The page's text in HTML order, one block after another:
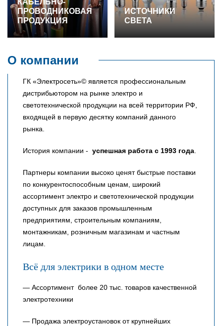
КАБЕЛЬНО-
ПРОВОДНИКОВАЯ
ПРОДУКЦИЯ
ИСТОЧНИКИ
СВЕТА
О компании
ГК «Электросеть»© является профессиональным
дистрибьютором на рынке электро и
светотехнической продукции на всей территории РФ,
входящей в первую десятку компаний данного
рынка.
История компании - успешная работа с 1993 года.
Партнеры компании высоко ценят быстрые поставки
по конкурентоспособным ценам, широкий
ассортимент электро и светотехнической продукции
доступных для заказов промышленным
предприятиям, строительным компаниям,
монтажникам, розничным магазинам и частным
лицам.
Всё для электрики в одном месте
— Ассортимент более 20 тыс. товаров качественной
электротехники
— Продажа электроустановок от крупнейших